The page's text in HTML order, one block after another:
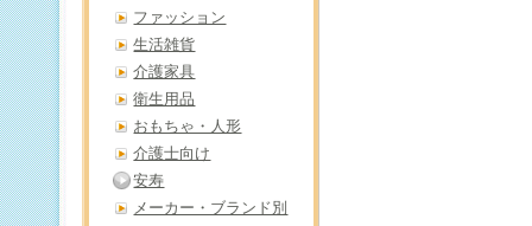
ファッション
生活雑貨
介護家具
衛生用品
おもちゃ・人形
介護士向け
安寿
メーカー・ブランド別